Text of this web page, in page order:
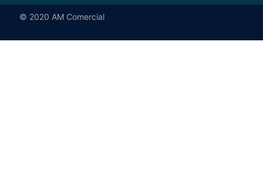
© 2020 AM Comercial